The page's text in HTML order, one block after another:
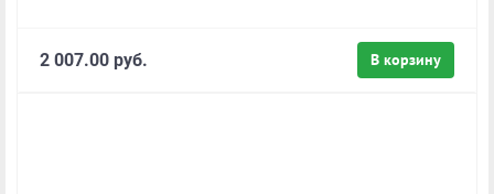
В корзину
2 007.00 руб.